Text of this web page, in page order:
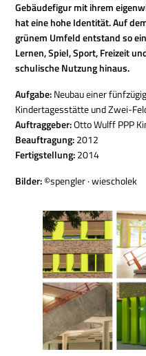
Gebäudefigur mit ihrem
hat eine hohe Identität. Auf
grünem Umfeld entstand so
Lernen, Spiel, Sport, Freizeit
schulische Nutzung hinaus.
Aufgabe:Neubau einer
Kindertagesstätte und Zwei-
Auftraggeber:Otto Wulff PPP
Beauftragung:2012
Fertigstellung:2014
Bilder:©spengler · wiescholek